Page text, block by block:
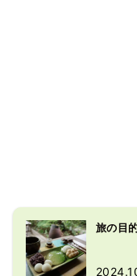
旅の目